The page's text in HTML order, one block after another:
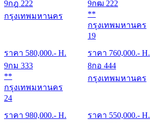
9กฎ 222
กรุงเทพมหานคร
ราคา 580,000.- H.
9กฒ 222
**
กรุงเทพมหานคร
19
ราคา 760,000.- H.
9กม 333
**
กรุงเทพมหานคร
24
ราคา 980,000.- H.
8กอ 444
กรุงเทพมหานคร
ราคา 550,000.- H.